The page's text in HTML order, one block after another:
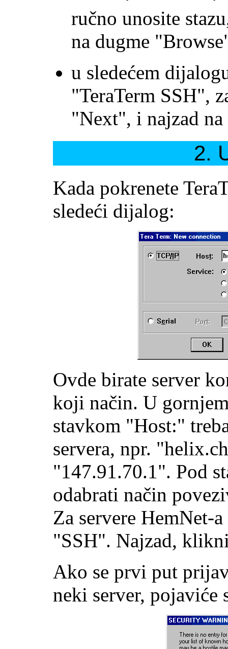
ručno unosite
na dugme
u sledećem
"TeraTerm SSH",
"Next", i najzad
2.
Kada pokrenete
sledeći dijalog:
Ovde birate server
koji način. U
stavkom "Host:"
servera, npr.
"147.91.70.1". Pod
odabrati način
Za servere HemNet-
"SSH". Najzad,
Ako se prvi put
neki server, pojaviće